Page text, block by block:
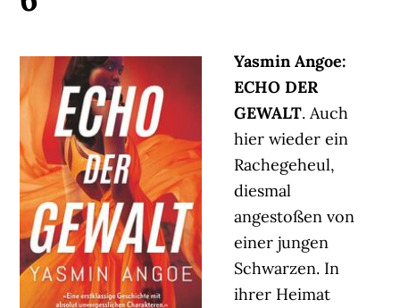
Yasmin Angoe:
ECHO DER
GEWALT. Auch
hier wieder ein
Rachegeheul,
diesmal
angestoßen von
einer jungen
Schwarzen. In
ihrer Heimat